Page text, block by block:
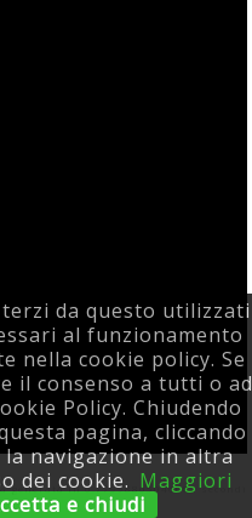
generata in 0.77998805046082 secondi
da questo utilizzati
al funzionamento
nella cookie policy. Se
il consenso a tutti o ad
Policy. Chiudendo
pagina, cliccando
navigazione in altra
dei cookie. Maggiori
e chiudi